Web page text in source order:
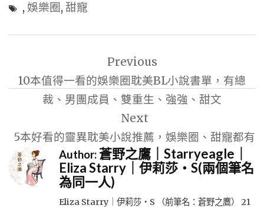
, 娛樂圈, 甜寵
導
Previous
10本值得一看的娛樂圈耽美BL小說書單，有總
裁、男團成員、雙重生、強強、甜文
Next
5本好看的靈異耽美小說推薦，娛樂圈、甜寵都有
Author:蒼野之鷹｜Starryeagle｜
Eliza Starry｜伊莉莎・S(兩個筆名
為同一人)
Eliza Starry｜伊莉莎・S （前筆名：蒼野之鷹） 21